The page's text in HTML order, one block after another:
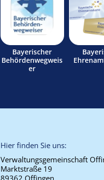
Bayerischer
Behördenwegweis
er
Hier finden Sie uns:
Verwaltungsgemeinschaft
Marktstraße 19
89362 Offingen